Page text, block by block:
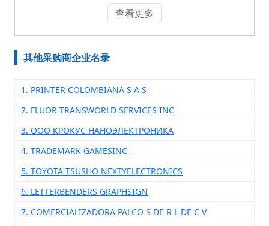
查看更多
其他采购商企业名录
1. PRINTER COLOMBIANA S A S
2. FLUOR TRANSWORLD SERVICES INC
3. ООО КРОКУС НАНОЭЛЕКТРОНИКА
4. TRADEMARK GAMESINC
5. TOYOTA TSUSHO NEXTYELECTRONICS
6. LETTERBENDERS GRAPHSIGN
7. COMERCIALIZADORA PALCO S DE R L DE C V